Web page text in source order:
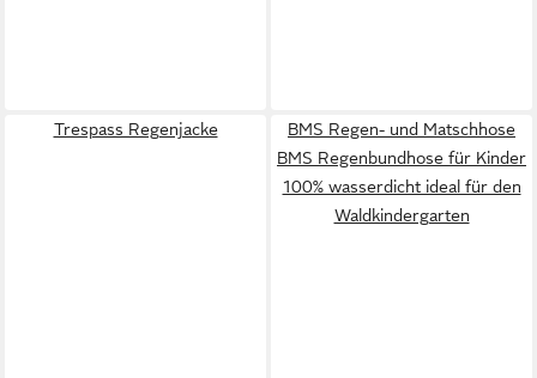
Trespass Regenjacke
BMS Regen- und Matschhose
BMS Regenbundhose für Kinder
100% wasserdicht ideal für den
Waldkindergarten